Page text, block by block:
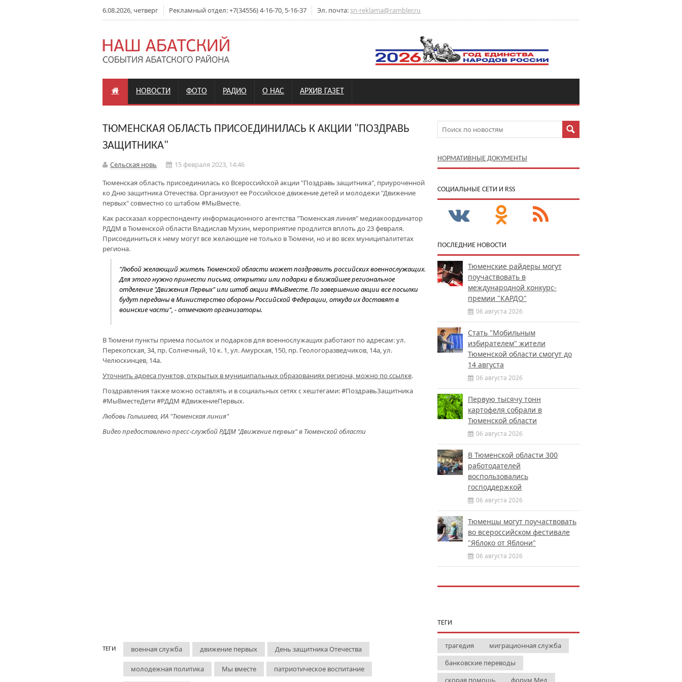
6.08.2026, четверг Рекламный отдел: +7(34556) 4-16-70, 5-16-37 Эл. почта: sn-reklama@rambler.ru
НОВОСТИ ФОТО РАДИО О НАС АРХИВ ГАЗЕТ
ТЮМЕНСКАЯ ОБЛАСТЬ ПРИСОЕДИНИЛАСЬ К АКЦИИ "ПОЗДРАВЬ
ЗАЩИТНИКА"
Сельская новь
15 февраля 2023, 14:46
Тюменская область присоединилась ко Всероссийской акции "Поздравь защитника", приуроченной
ко Дню защитника Отечества. Организуют ее Российское движение детей и молодежи "Движение
первых" совместно со штабом #МыВместе.
Как рассказал корреспонденту информационного агентства "Тюменская линия" медиакоординатор
РДДМ в Тюменской области Владислав Мухин, мероприятие продлится вплоть до 23 февраля.
Присоединиться к нему могут все желающие не только в Тюмени, но и во всех муниципалитетах
региона.
"Любой желающий житель Тюменской области может поздравить российских военнослужащих.
Для этого нужно принести письма, открытки или подарки в ближайшее региональное
отделение "Движения Первых" или штаб акции #МыВместе. По завершению акции все посылки
будут переданы в Министерство обороны Российской Федерации, откуда их доставят в
воинские части", - отмечают организаторы.
В Тюмени пункты приема посылок и подарков для военнослужащих работают по адресам: ул.
Перекопская, 34, пр. Солнечный, 10 к. 1, ул. Амурская, 150, пр. Геологоразведчиков, 14а, ул.
Челюскинцев, 14а.
Уточнить адреса пунктов, открытых в муниципальных образованиях региона, можно по ссылке.
Поздравления также можно оставлять и в социальных сетях с хештегами: #ПоздравьЗащитника
#МыВместеДети #РДДМ #ДвижениеПервых.
Любовь Голышева, ИА "Тюменская линия"
Видео предоставлено пресс-службой РДДМ "Движение первых" в Тюменской области
ТЕГИ военная служба движение первых День защитника Отечества
молодежная политика Мы вместе патриотическое воспитание
НОРМАТИВНЫЕ ДОКУМЕНТЫ
CОЦИАЛЬНЫЕ СЕТИ И RSS
ПОСЛЕДНИЕ НОВОСТИ
Тюменские райдеры могут
поучаствовать в
международной конкурс-
премии "КАРДО"
06 августа 2026
Стать "Мобильным
избирателем" жители
Тюменской области смогут до
14 августа
06 августа 2026
Первую тысячу тонн
картофеля собрали в
Тюменской области
06 августа 2026
В Тюменской области 300
работодателей
воспользовались
господдержкой
06 августа 2026
Тюменцы могут поучаствовать
во всероссийском фестивале
"Яблоко от Яблони"
06 августа 2026
ТЕГИ
трагедия
миграционная служба
банковские переводы
скорая помощь
форум Мед